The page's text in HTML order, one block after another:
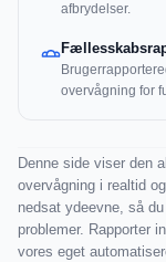
afbrydelser.
overvågning for
Denne side viser den
overvågning i realtid
nedsat ydeevne, så
problemer. Rapporter
vores eget